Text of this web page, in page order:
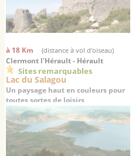
à 18 Km (distance à vol d'oiseau)
Clermont l'Hérault - Hérault
Sites remarquables
Lac du Salagou
Un paysage haut en couleurs pour
toutes sortes de loisirs